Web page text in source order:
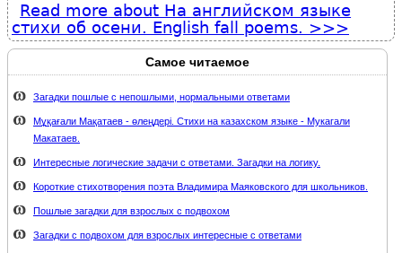
Read more about На английском языке
стихи об осени. English fall poems.
Самое читаемое
Загадки пошлые с непошлыми, нормальными ответами
Мұқағали Мақатаев - өлеңдері. Стихи на казахском языке - Мукагали
Макатаев.
Интересные логические задачи с ответами. Загадки на логику.
Короткие стихотворения поэта Владимира Маяковского для школьников.
Пошлые загадки для взрослых с подвохом
Загадки с подвохом для взрослых интересные с ответами